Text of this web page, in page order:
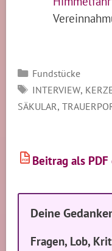
Kategorien
Fundstücke
SCHLAGWÖRTER
INTERVIEW,
SÄKULAR,
PDF Beitrag als
Deine
Fragen, Lob,